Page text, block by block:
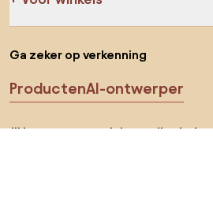
Ga zeker op verkenning
ProductenAI-ontwerper
Jij kan ons op sociale media vinden